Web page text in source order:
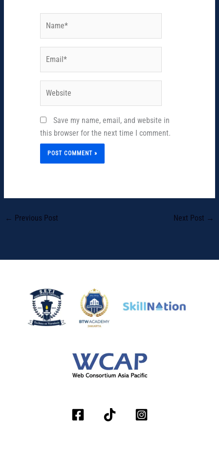
Save my name, email, and website in
this browser for the next time I comment.
← Previous Post Next Post →